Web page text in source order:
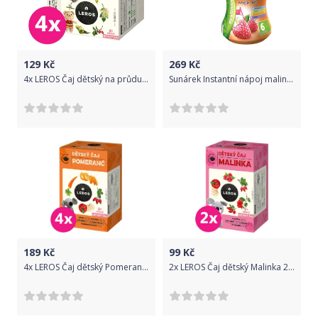
129 Kč
4x LEROS Čaj dětský na průdušky 10x1,5g
269 Kč
Sunárek Instantní nápoj malinový, 3×200g
189 Kč
4x LEROS Čaj dětský Pomeranč 20x2,0g
99 Kč
2x LEROS Čaj dětský Malinka 20x2g